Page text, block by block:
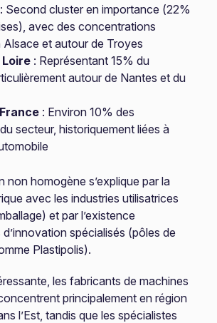
: Second cluster en importance (22%
avec des concentrations
Alsace et autour de Troyes
Loire : Représentant 15% du
autour de Nantes et du
: Environ 10% des
secteur, historiquement liées à
non homogène s’explique par la
avec les industries utilisatrices
et par l’existence
d’innovation spécialisés (pôles de
Plastipolis).
les fabricants de machines
principalement en région
l’Est, tandis que les spécialistes